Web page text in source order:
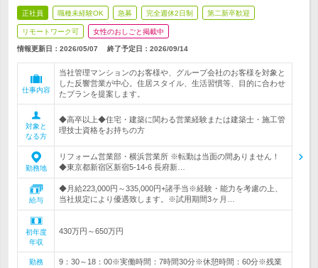
正社員 職種未経験OK 急募 完全週休2日制 第二新卒歓迎
リモートワーク可 女性のおしごと掲載中
情報更新日：2026/05/07 終了予定日： 2026/09/14
仕事内容
当社管理マンションのお客様や、グループ会社のお客様を対象と
した反響営業が中心。住居スタイル、生活習慣等、目的に合わせ
たプランを提案します。
対象と
なる方
◆高卒以上◆住宅・建築に関わる営業経験または建築士・施工管
理技士資格をお持ちの方
勤務地
リフォーム営業部・横浜営業所 ※転勤は当面の間ありません！
◆東京都新宿区新宿5-14-6 長府新…
給与
◆月給223,000円～335,000円+諸手当※経験・能力を考慮の上、
当社規定により優遇致します。※試用期間3ヶ月…
初年度
年収
430万円～650万円
勤務
9：30～18：00※実働時間：7時間30分※休憩時間：60分※残業